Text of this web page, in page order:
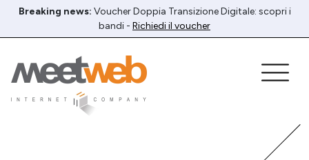
Breaking news: Voucher Doppia Transizione Digitale: scopri i
bandi - Richiedi il voucher